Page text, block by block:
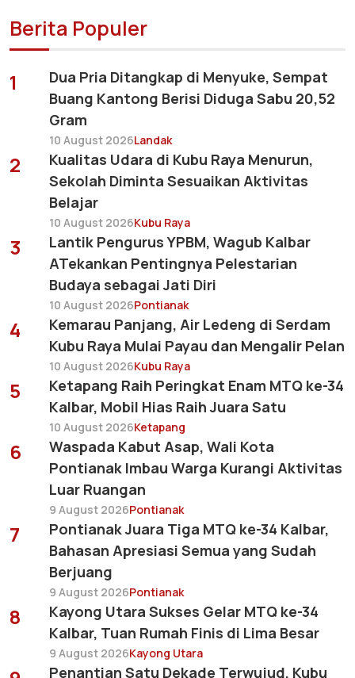
Berita Populer
1
Dua Pria Ditangkap di Menyuke, Sempat
Buang Kantong Berisi Diduga Sabu 20,52
Gram
10 August 2026Landak
2
Kualitas Udara di Kubu Raya Menurun,
Sekolah Diminta Sesuaikan Aktivitas
Belajar
10 August 2026Kubu Raya
3
Lantik Pengurus YPBM, Wagub Kalbar
ATekankan Pentingnya Pelestarian
Budaya sebagai Jati Diri
10 August 2026Pontianak
4
Kemarau Panjang, Air Ledeng di Serdam
Kubu Raya Mulai Payau dan Mengalir Pelan
10 August 2026Kubu Raya
5
Ketapang Raih Peringkat Enam MTQ ke-34
Kalbar, Mobil Hias Raih Juara Satu
10 August 2026Ketapang
6
Waspada Kabut Asap, Wali Kota
Pontianak Imbau Warga Kurangi Aktivitas
Luar Ruangan
9 August 2026Pontianak
7
Pontianak Juara Tiga MTQ ke-34 Kalbar,
Bahasan Apresiasi Semua yang Sudah
Berjuang
9 August 2026Pontianak
8
Kayong Utara Sukses Gelar MTQ ke-34
Kalbar, Tuan Rumah Finis di Lima Besar
9 August 2026Kayong Utara
Penantian Satu Dekade Terwujud, Kubu